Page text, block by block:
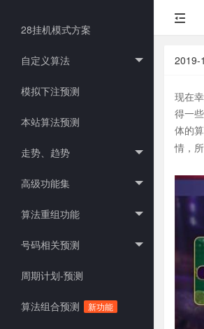
28挂机模式方案
自定义算法
模拟下注预测
本站算法预测
走势、趋势
高级功能集
算法重组功能
号码相关预测
周期计划-预测
算法组合预测 新功能
2019-
现在
得一
体的
情，